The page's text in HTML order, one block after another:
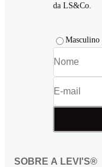
da LS&Co.
Masculino
SOBRE A LEVI'S®